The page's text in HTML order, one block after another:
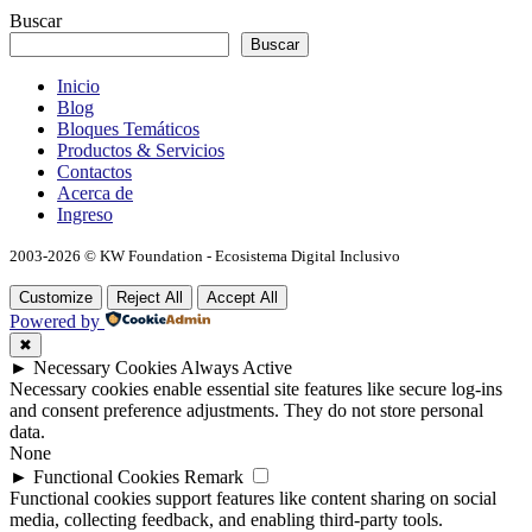
Buscar
Buscar
Inicio
Blog
Bloques Temáticos
Productos & Servicios
Contactos
Acerca de
Ingreso
2003-2026 © KW Foundation - Ecosistema Digital Inclusivo
Customize Reject All Accept All
Powered by
✖
► Necessary Cookies Always Active
Necessary cookies enable essential site features like secure log-ins
and consent preference adjustments. They do not store personal
data.
None
► Functional Cookies Remark
Functional cookies support features like content sharing on social
media, collecting feedback, and enabling third-party tools.